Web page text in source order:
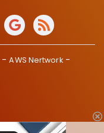
AWS Nertwork